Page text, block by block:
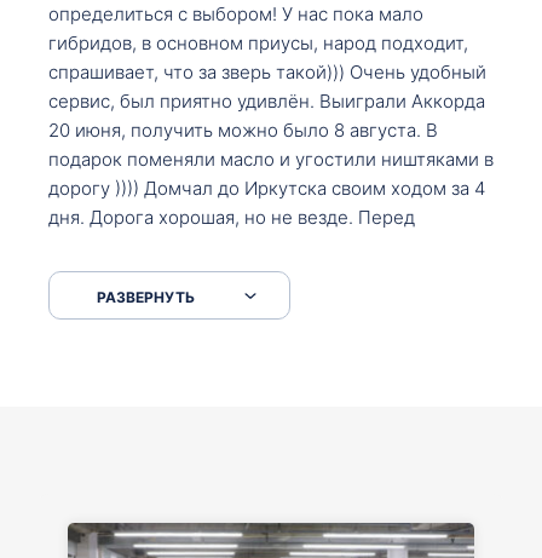
определиться с выбором! У нас пока мало
гибридов, в основном приусы, народ подходит,
спрашивает, что за зверь такой))) Очень удобный
сервис, был приятно удивлён. Выиграли Аккорда
20 июня, получить можно было 8 августа. В
подарок поменяли масло и угостили ништяками в
дорогу )))) Домчал до Иркутска своим ходом за 4
дня. Дорога хорошая, но не везде. Перед
серпантинах по пути следования.
РАЗВЕРНУТЬ